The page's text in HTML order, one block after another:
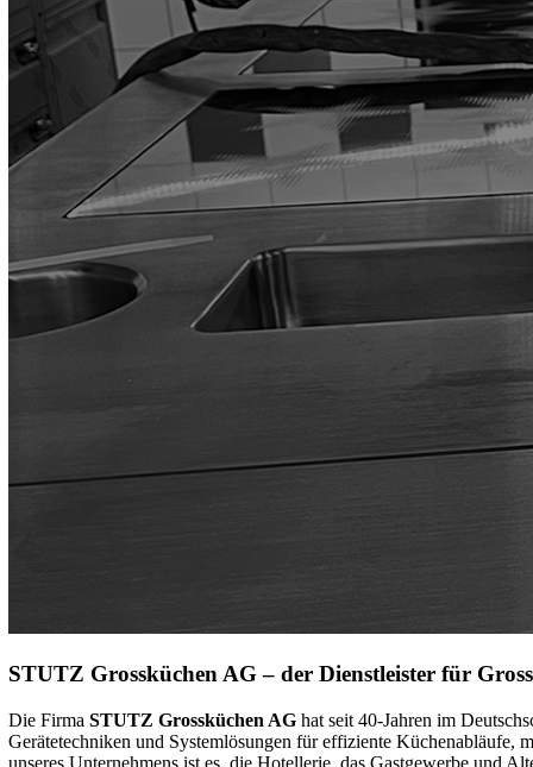
STUTZ Grossküchen AG – der Dienstleister für
Die FirmaSTUTZ Grossküchen AG hat seit 40-Jahren im
Gerätetechniken und Systemlösungen für effiziente Küchenabläufe,
unseres Unternehmens ist es, die Hotellerie, das Gastgewerbe und